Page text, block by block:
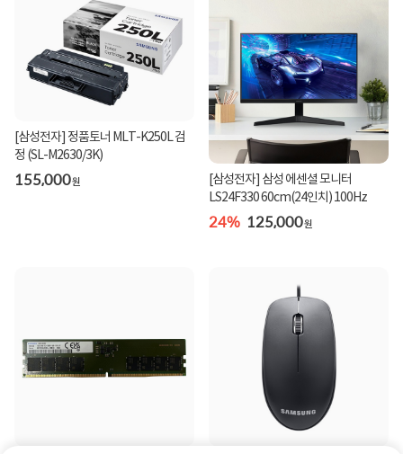
[삼성전자] 정품토너 MLT-K250L 검
정 (SL-M2630/3K)
155,000원
[삼성전자] 삼성 에센셜 모니터
LS24F330 60cm(24인치) 100Hz
24% 125,000원